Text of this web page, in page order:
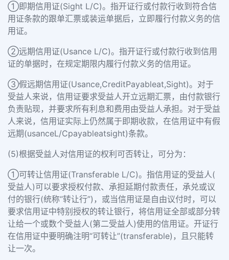
①即期信用证(Sight L/C)。指开证行或付款行收到符合信
用证条款的跟单汇票或装运单据后，立即履行付款义务的信
用证。
②远期信用证(Usance L/C)。指开证行或付款行收到信用
证的单据时，在规定期限内履行付款义务的信用证。
③假远期信用证(Usance,CreditPayableat,Sight)。对于
受益人来说，信用证要求受益人开立远期汇票，由付款银行
负责贴现，并要求所有利息和费用由受益人承担。对于受益
人来说，信用证实际上仍然属于即期收款，在信用证中有假
远期(usanceL/Cpayableatsight)条款。
(5)根据受益人对信用证的权利可否转让，可分为：
①可转让信用证(Transferable L/C)。指信用证的受益人(
受益人)可以要求授权付款、承担延期付款责任，承兑或议
付的银行(统称“转让行”)，或当信用证是自由议付时，可以
要求信用证中特别授权的转让银行，将信用证全部或部分转
让给一个或数个受益人(第二受益人)使用的信用证。开证行
在信用证中要明确注明“可转让”(transferable)，且只能转
让一次。